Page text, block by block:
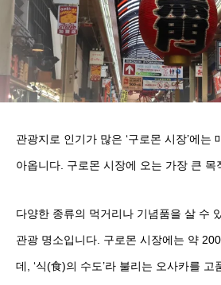
관광지로 인기가 많은 ‘구로몬 시장’에는
아옵니다. 구로몬 시장에 오는 가장 큰 목
다양한 종류의 먹거리나 기념품을 살 수
관광 명소입니다. 구로몬 시장에는 약
데, ‘식(食)의 수도’라 불리는 오사카를 고